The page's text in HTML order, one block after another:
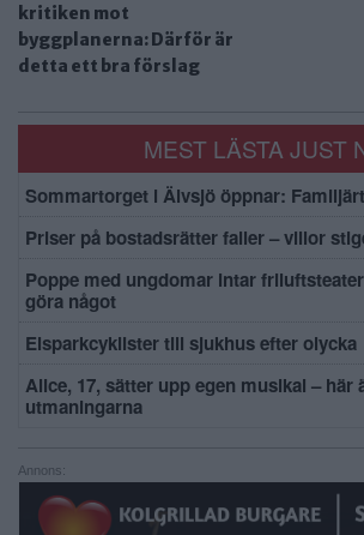
kritiken mot
byggplanerna: Därför är
detta ett bra förslag
MEST LÄSTA JUST
Sommartorget i Älvsjö öppnar: Familjärt
Priser på bostadsrätter faller – villor
Poppe med ungdomar intar
göra något
Elsparkcyklister till sjukhus efter olycka
Alice, 17, sätter upp egen musikal – här
utmaningarna
Annons: